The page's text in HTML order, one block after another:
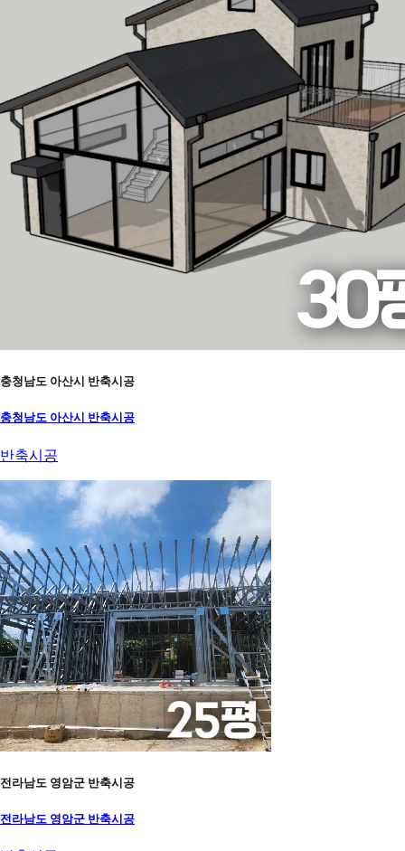
충청남도 아산시 반축시공
충청남도 아산시 반축시공
반축시공
전라남도 영암군 반축시공
전라남도 영암군 반축시공